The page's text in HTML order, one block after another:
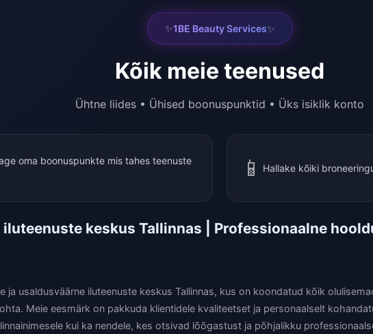
✨1BE Beauty Services✨
Kõik meie teenused
Ühtne liides • Ühised boonuspunktid • Üks isiklik konto
oma boonuspunkte mis tahes teenuste
📱 Hallake kõiki
iluteenuste keskus Tallinnas | Professionaalne
ja usaldusväärne iluteenuste keskus Tallinnas, kus on koondatud kõik
Meie eesmärk on pakkuda klientidele kvaliteetset ja personaalselt
kui ka nendele, kes otsivad lõõgastust ja põhjalikku